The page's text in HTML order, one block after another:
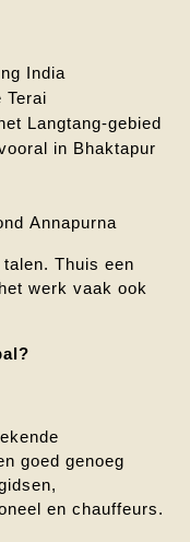
India
Terai
Langtang-gebied
in Bhaktapur
Annapurna
Thuis een
werk vaak ook
goed genoeg
en chauffeurs.